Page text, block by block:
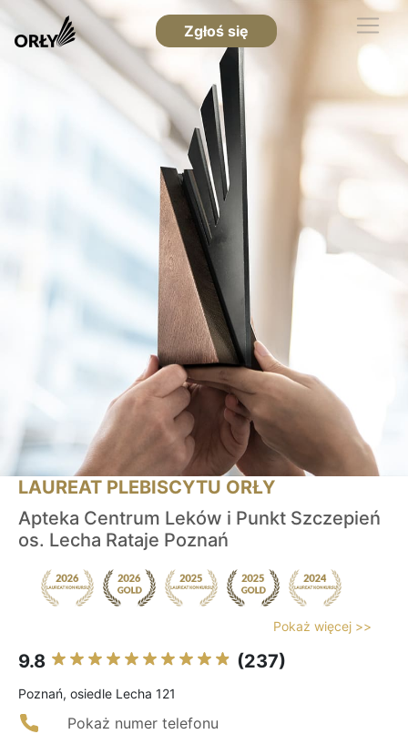
Zgłoś się
LAUREAT PLEBISCYTU ORŁY
Apteka Centrum Leków i Punkt Szczepień
os. Lecha Rataje Poznań
Pokaż więcej >>
9.8 (237)
Poznań, osiedle Lecha 121
Pokaż numer telefonu